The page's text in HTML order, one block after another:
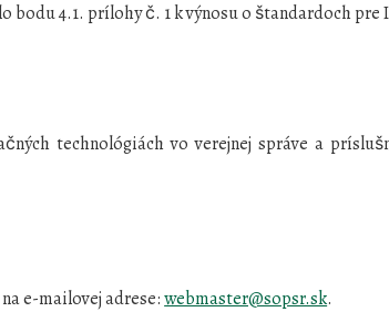
4.1. prílohy č. 1 k výnosu o štandardoch pre
technológiách vo verejnej správe a
e-mailovej adrese:webmaster@sopsr.sk.